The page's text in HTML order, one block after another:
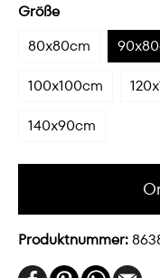
Größe
80x80cm
100x100cm
140x90cm
Produktnummer: